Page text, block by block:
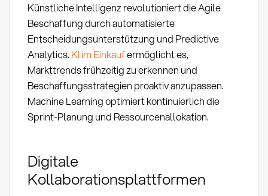
Künstliche Intelligenz revolutioniert die Agile
Beschaffung durch automatisierte
Entscheidungsunterstützung und Predictive
Analytics. KI im Einkaufermöglicht es,
Markttrends frühzeitig zu erkennen und
Beschaffungsstrategien proaktiv anzupassen.
Machine Learning optimiert kontinuierlich die
Sprint-Planung und Ressourcenallokation.
Digitale
Kollaborationsplattformen